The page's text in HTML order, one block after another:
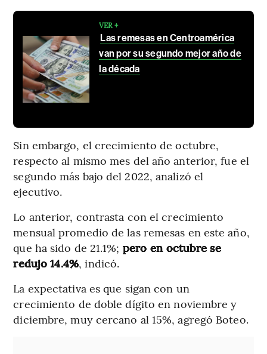
VER +
Las remesas en Centroamérica
van por su segundo mejor año de
la década
Sin embargo, el crecimiento de octubre,
respecto al mismo mes del año anterior, fue el
segundo más bajo del 2022, analizó el
ejecutivo.
Lo anterior, contrasta con el crecimiento
mensual promedio de las remesas en este año,
que ha sido de 21.1%; pero en octubre se
redujo 14.4%, indicó.
La expectativa es que sigan con un
crecimiento de doble dígito en noviembre y
diciembre, muy cercano al 15%, agregó Boteo.